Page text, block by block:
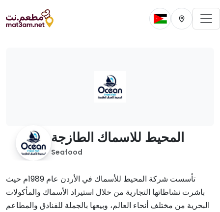
Change current
Change
المحيط للاسماك الطازجة
Seafood
تأسست شركة المحيط للأسماك في الأردن عام 1989م حيث
باشرت نشاطاتها التجارية من خلال استيراد الأسماك والمأكولات
البحرية من مختلف أنحاء العالم، وبيعها بالجملة للفنادق والمطاعم